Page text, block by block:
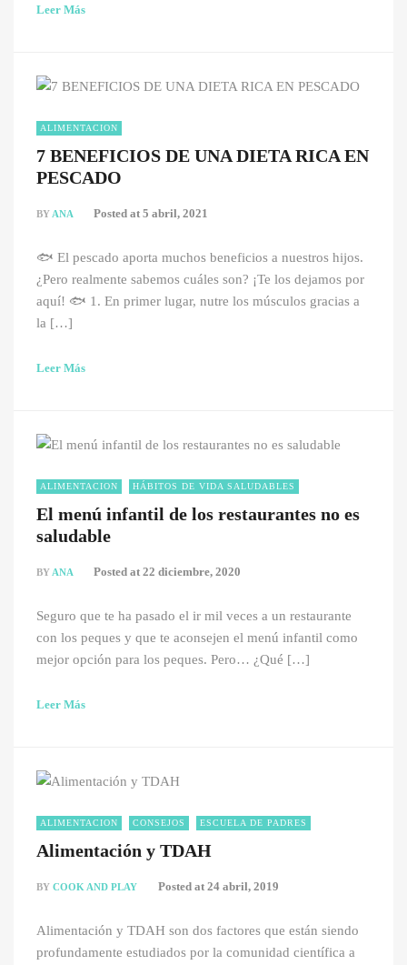
Leer Más
ALIMENTACION
7 BENEFICIOS DE UNA DIETA RICA EN
PESCADO
BY ANA Posted at 5 abril, 2021
🐟 El pescado aporta muchos beneficios a nuestros hijos.
¿Pero realmente sabemos cuáles son? ¡Te los dejamos por
aquí! 🐟 1. En primer lugar, nutre los músculos gracias a
la […]
Leer Más
ALIMENTACION HÁBITOS DE VIDA SALUDABLES
El menú infantil de los restaurantes no es
saludable
BY ANA Posted at 22 diciembre, 2020
Seguro que te ha pasado el ir mil veces a un restaurante
con los peques y que te aconsejen el menú infantil como
mejor opción para los peques. Pero… ¿Qué […]
Leer Más
ALIMENTACION CONSEJOS ESCUELA DE PADRES
Alimentación y TDAH
BY COOK AND PLAY Posted at 24 abril, 2019
Alimentación y TDAH son dos factores que están siendo
profundamente estudiados por la comunidad científica a